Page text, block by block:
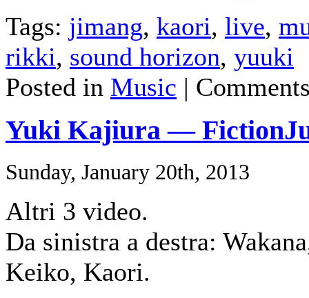
Tags: jimang, kaori, live,
rikki, sound horizon, yuuki
Posted in Music |
Yuki Kajiura —
Sunday, January 20th, 2013
Altri 3 video.
Da sinistra a destra:
Keiko, Kaori.